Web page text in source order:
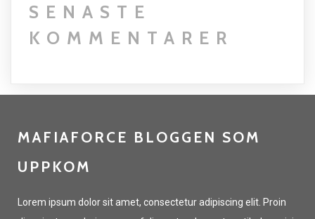
SENASTE
KOMMENTARER
MAFIAFORCE BLOGGEN SOM
UPPKOM
Lorem ipsum dolor sit amet, consectetur adipiscing elit. Proin